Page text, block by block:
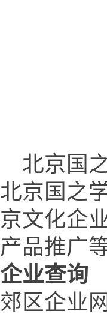
北京国之
北京国之
京文化企
产品推广
企业查询
郊区企业